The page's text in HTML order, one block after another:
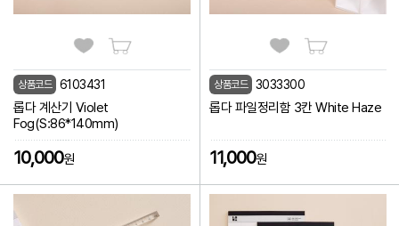
상품코드 6103431
롭다 계산기 Violet
Fog(S:86*140mm)
10,000원
상품코드 3033300
롭다 파일정리함 3칸 White Haze
11,000원